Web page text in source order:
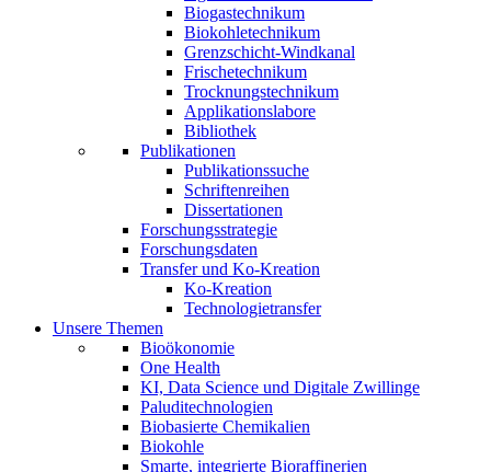
Biogastechnikum
Biokohletechnikum
Grenzschicht-Windkanal
Frischetechnikum
Trocknungstechnikum
Applikationslabore
Bibliothek
Publikationen
Publikationssuche
Schriftenreihen
Dissertationen
Forschungsstrategie
Forschungsdaten
Transfer und Ko-Kreation
Ko-Kreation
Technologietransfer
Unsere Themen
Bioökonomie
One Health
KI, Data Science und Digitale Zwillinge
Paluditechnologien
Biobasierte Chemikalien
Biokohle
Smarte, integrierte Bioraffinerien